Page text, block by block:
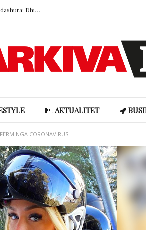
Kur zjarret pyjore kërcënojnë vendet e dashura: Dhimbja e humbjes së një peizazhi
Hajdutët i hyjnë në shtëpi Angela Martinit, ja çfarë i vodhën…
Kur zjarret pyjore kërcënojnë vendet e dashura: Dhimbja e humbjes së një peizazhi
AKTUALITET
NGA CORONAVIRUS